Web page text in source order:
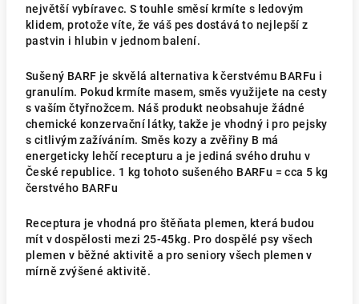
největší vybíravec. S touhle směsí krmíte s ledovým
klidem, protože víte, že váš pes dostává to nejlepší z
pastvin i hlubin v jednom balení.
Sušený BARF je skvělá alternativa k čerstvému BARFu i
granulím. Pokud krmíte masem, směs využijete na cesty
s vaším čtyřnožcem. Náš produkt neobsahuje žádné
chemické konzervační látky, takže je vhodný i pro pejsky
s citlivým zažíváním. Směs kozy a zvěřiny B má
energeticky lehčí recepturua je jediná svého druhu v
České republice. 1 kg tohoto sušeného BARFu = cca 5 kg
čerstvého BARFu
Receptura je vhodná pro štěňata plemen, která budou
mít v dospělosti mezi 25-45kg. Pro dospělé psy všech
plemen v běžné aktivitě a pro seniory všech plemen v
mírně zvýšené aktivitě.